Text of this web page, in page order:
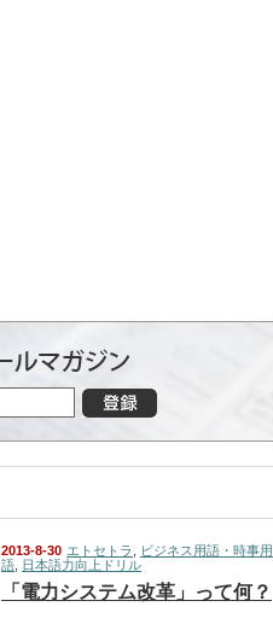
2013-8-30 エトセトラ
ビジネス用語・時事用
語 日本語力向上ドリル
「電力システム改革」って何？